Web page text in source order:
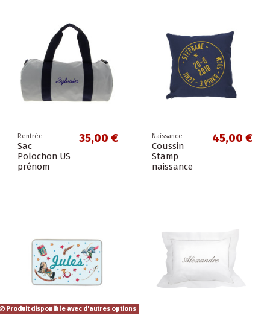
Rentrée
Sac
Polochon US
prénom
35,00 € Naissance
Coussin
Stamp
naissance
45,00 €
Produit disponible avec d'autres options